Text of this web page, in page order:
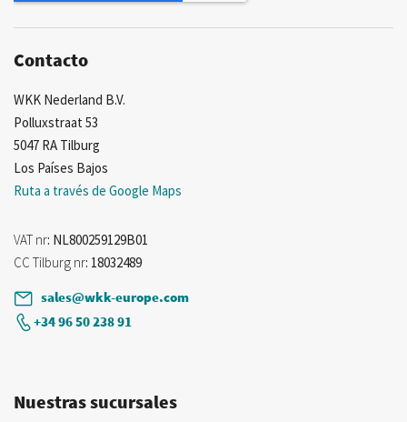
Contacto
WKK Nederland B.V.
Polluxstraat 53
5047 RA Tilburg
Los Países Bajos
Ruta a través de Google Maps
VAT nr: NL800259129B01
CC Tilburg nr: 18032489
sales@wkk-europe.com
+34 96 50 238 91
Nuestras sucursales